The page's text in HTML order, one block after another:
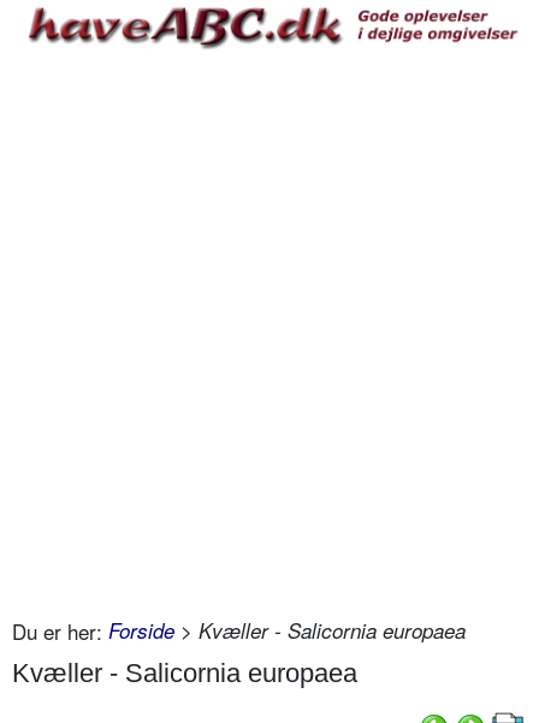
Du er her: Forside > Kvæller - Salicornia europaea
Kvæller - Salicornia europaea